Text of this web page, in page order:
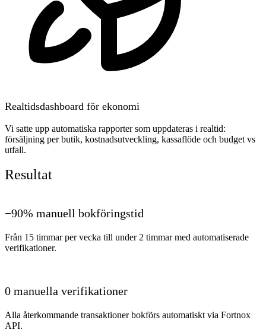
Realtidsdashboard för ekonomi
Vi satte upp automatiska rapporter som uppdateras i realtid:
försäljning per butik, kostnadsutveckling, kassaflöde och budget vs
utfall.
Resultat
−90% manuell bokföringstid
Från 15 timmar per vecka till under 2 timmar med automatiserade
verifikationer.
0 manuella verifikationer
Alla återkommande transaktioner bokförs automatiskt via Fortnox
API.